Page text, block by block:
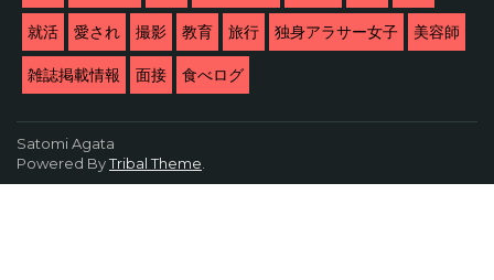
就活 愛され 撮影 教育 旅行 独身アラサー女子 美容師
雑誌掲載情報 面接 食べログ
Satomi Agata
Powered ByTribal Theme